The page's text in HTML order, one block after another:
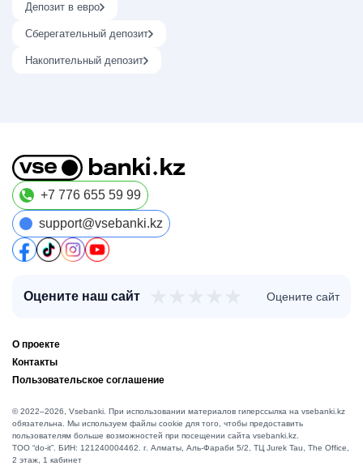
Депозит в евро
Сберегательный депозит
Накопительный депозит
+7 776 655 59 99
support@vsebanki.kz
Оцените наш сайт Оцените сайт
О проекте
Контакты
Пользовательское соглашение
© 2022–2026, Vsebanki. При использовании материалов гиперссылка на vsebanki.kz
обязательна. Мы используем файлы cookie для того, чтобы предоставить
пользователям больше возможностей при посещении сайта vsebanki.kz.
TOO “do-it”. БИН: 121240004462. г. Алматы, ​Аль-Фараби 5/2, ТЦ Jurek Tau, The Office,
2 этаж, 1 кабинет